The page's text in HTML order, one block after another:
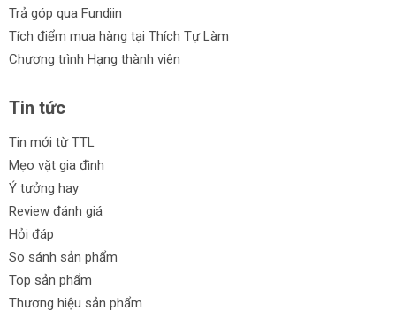
Trả góp qua Fundiin
Tích điểm mua hàng tại Thích Tự Làm
Chương trình Hạng thành viên
Tin tức
Tin mới từ TTL
Mẹo vặt gia đình
Ý tưởng hay
Review đánh giá
Hỏi đáp
So sánh sản phẩm
Top sản phẩm
Thương hiệu sản phẩm